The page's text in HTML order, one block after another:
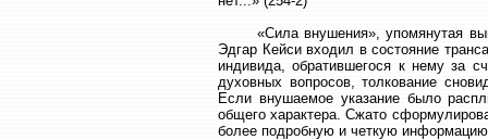
«Сила внушения», упомянутая выше
Эдгар Кейси входил в состояние
индивида, обратившегося к нему за
духовных вопросов, толкование
Если внушаемое указание было
общего характера. Сжато
более подробную и четкую